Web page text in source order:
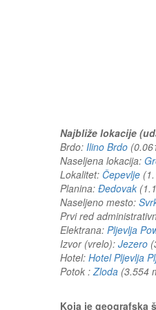
Najbliže lokacije
Brdo: Ilino Brdo
Naseljena lokacija:
Lokalitet: Čepevlje
Planina: Đedovak
Naseljeno mesto:
Prvi red
Elektrana: Pljevlja
Izvor (vrelo): Jezero
Hotel: Hotel Pljevlja
Potok :Zloda (3.554
Koja je geografska